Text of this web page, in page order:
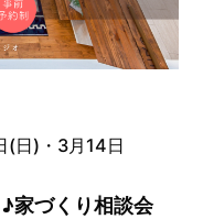
(日)・3月14日
家づくり相談会